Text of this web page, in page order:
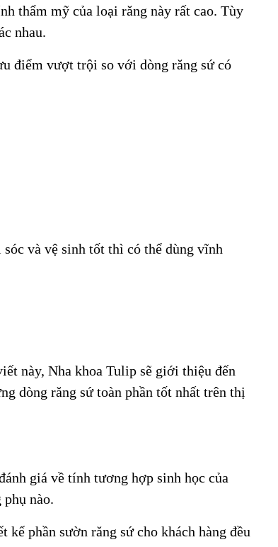
thẩm mỹ của loại răng này rất cao. Tùy
nhau.
điểm vượt trội so với dòng răng sứ có
và vệ sinh tốt thì có thể dùng vĩnh
này, Nha khoa Tulip sẽ giới thiệu đến
dòng răng sứ toàn phần tốt nhất trên thị
giá về tính tương hợp sinh học của
nào.
phần sườn răng sứ cho khách hàng đều